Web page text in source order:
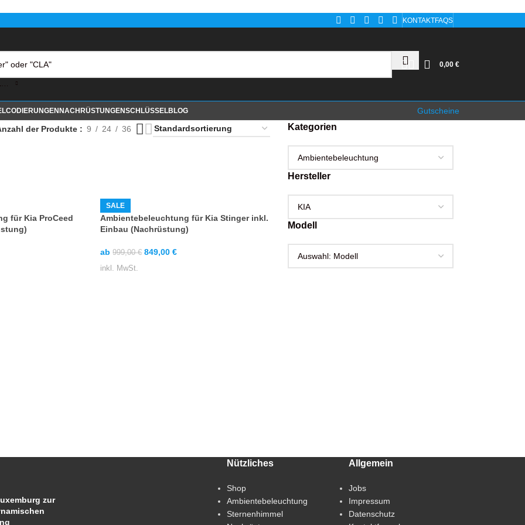
KONTAKTFAQS
0,00 €
CODIERUNGEN NACHRÜSTUNGENSCHLÜSSELBLOG
Gutscheine
der Produkte 9 24 36
für Kia ProCeed
SALE
Ambientebeleuchtung für Kia Stinger inkl.
Einbau (Nachrüstung)
ab 999,00€ 849,00€
inkl. MwSt.
Kategorien
Hersteller
Modell
zur
Nützliches
Shop
Ambientebeleuchtung
Sternenhimmel
Allgemein
Jobs
Impressum
Datenschutz